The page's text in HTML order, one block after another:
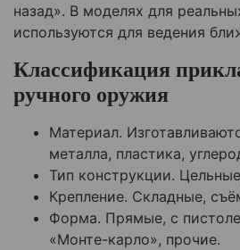
назад». В моделях для
используются для ведения
Классификация
ручного оружия
Материал.
металла, пластика,
Тип конструкции.
Крепление. Складные,
Форма. Прямые, с
«Монте-карло», прочие.